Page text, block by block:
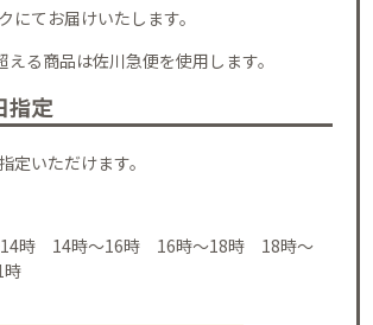
にてお届けいたします。
る商品は佐川急便を使用します。
指定
定いただけます。
時 14時～16時 16時～18時 18時～